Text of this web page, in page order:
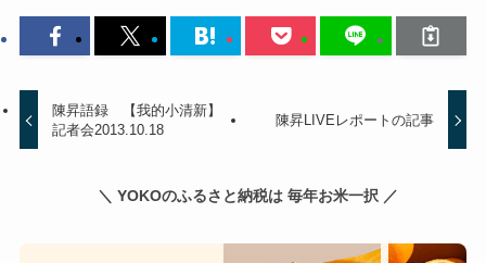
陳昇語録 【我的小清新】
記者会2013.10.18
陳昇LIVEレポートの記事
＼ YOKOのふるさと納税は 毎年お米一択 ／